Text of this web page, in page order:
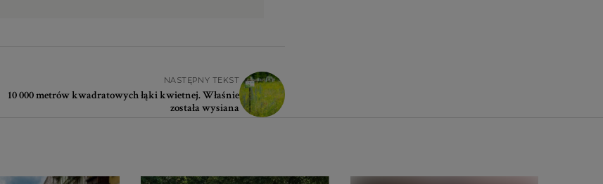
NASTĘPNY TEKST
10 000 metrów kwadratowych łąki kwietnej. Właśnie
została wysiana